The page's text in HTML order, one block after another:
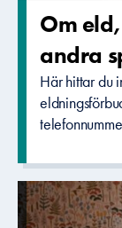
Om
andra
Här hittar du